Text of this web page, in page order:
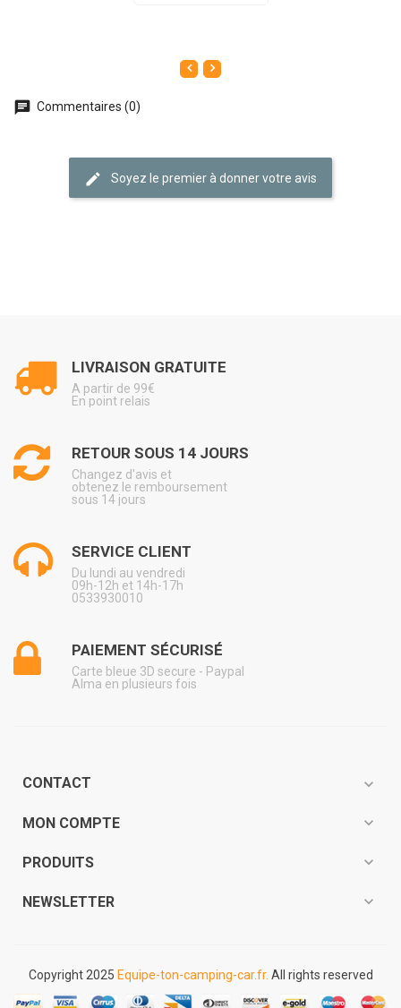
Commentaires (0)
Soyez le premier à donner votre avis
LIVRAISON GRATUITE
A partir de 99€
En point relais
RETOUR SOUS 14 JOURS
Changez d'avis et
obtenez le remboursement
sous 14 jours
SERVICE CLIENT
Du lundi au vendredi
09h-12h et 14h-17h
0533930010
PAIEMENT SÉCURISÉ
Carte bleue 3D secure - Paypal
Alma en plusieurs fois
CONTACT expand_more
MON COMPTE expand_more
PRODUITS expand_more
NEWSLETTER expand_more
Copyright 2025 Equipe-ton-camping-car.fr. All rights reserved